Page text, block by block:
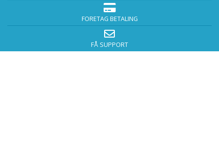
FORETAG BETALING
FÅ SUPPORT